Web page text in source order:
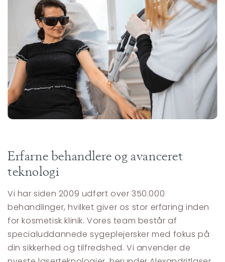
Erfarne behandlere og avanceret
teknologi
Vi har siden 2009 udført over 350.000
behandlinger, hvilket giver os stor erfaring inden
for kosmetisk klinik. Vores team består af
specialuddannede sygeplejersker med fokus på
din sikkerhed og tilfredshed. Vi anvender de